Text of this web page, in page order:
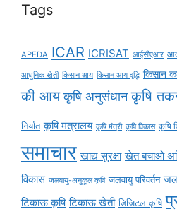
Tags
APEDA ICAR ICRISAT आईसीएआर
आधुनिक खेती किसान आय किसान आय वृद्धि किसान
की आय कृषि अनुसंधान कृषि
निर्यात कृषि मंत्रालय कृषि मंत्री कृषि विकास कृषि
समाचार खाद्य सुरक्षा खेत बचाओ
विकास जलवायु-अनुकूल कृषि जलवायु परिवर्तन
टिकाऊ कृषि टिकाऊ खेती डिजिटल कृषि